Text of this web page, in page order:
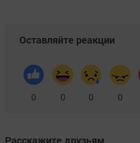
Оставляйте реакции
0 0 0 0
Расскажите друзьям